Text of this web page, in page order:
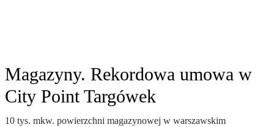
Magazyny. Rekordowa umowa w
City Point Targówek
10 tys. mkw. powierzchni magazynowej w warszawskim